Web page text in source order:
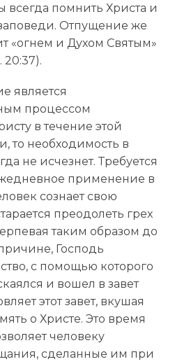
всегда помнить Христа и
Отпущение же
«огнем и Духом Святым»
20:37).
является
процессом
в течение этой
то необходимость в
не исчезнет. Требуется
применение в
сознает свою
преодолеть грех
таким образом до
Господь
с помощью которого
и вошел в завет
этот завет, вкушая
о Христе. Это время
человеку
сделанные им при